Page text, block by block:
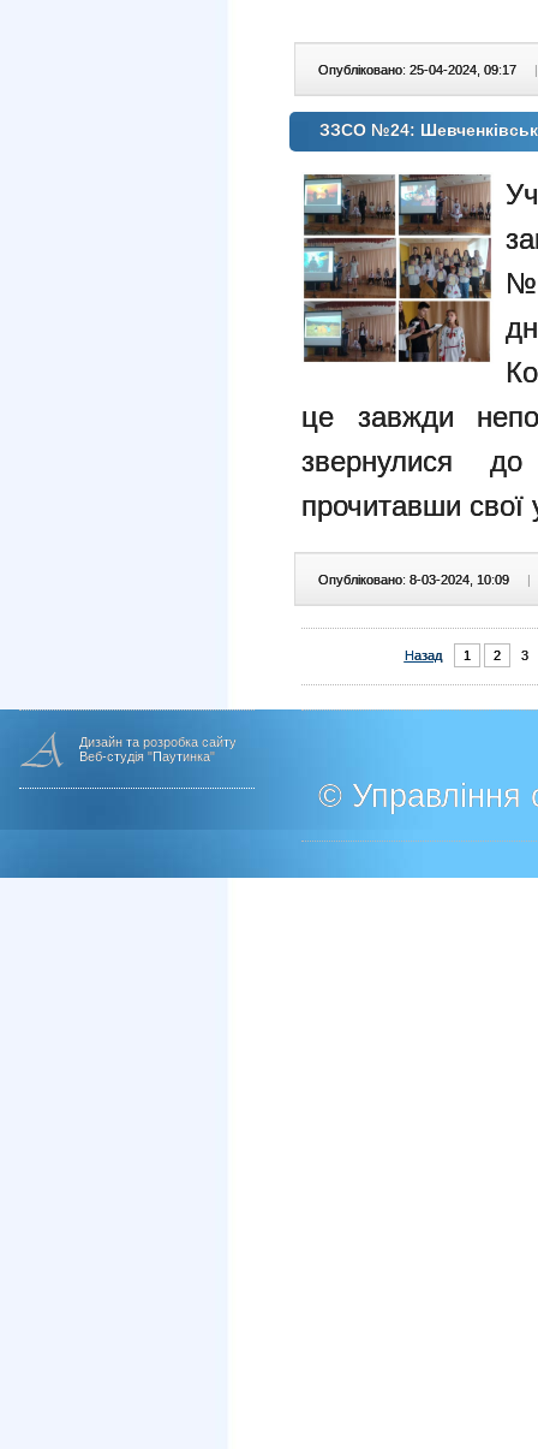
Опубліковано: 25-04-2024, 09:17 |
ЗЗСО №24:
№
це завжди
звернулися
прочитавши свої
Опубліковано: 8-03-2024, 10:09 |
Назад 1 2 3
Дизайн та розробка сайту
Веб-студія "Паутинка"
© Управління